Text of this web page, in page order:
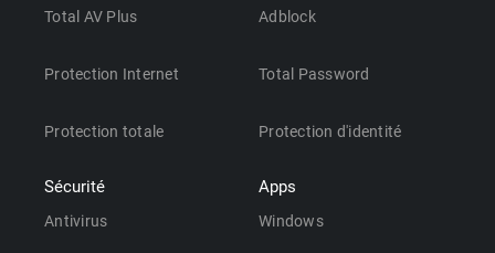
Total AV Plus
Protection Internet
Protection totale
Sécurité
Antivirus
Adblock
Total Password
Protection d'identité
Apps
Windows